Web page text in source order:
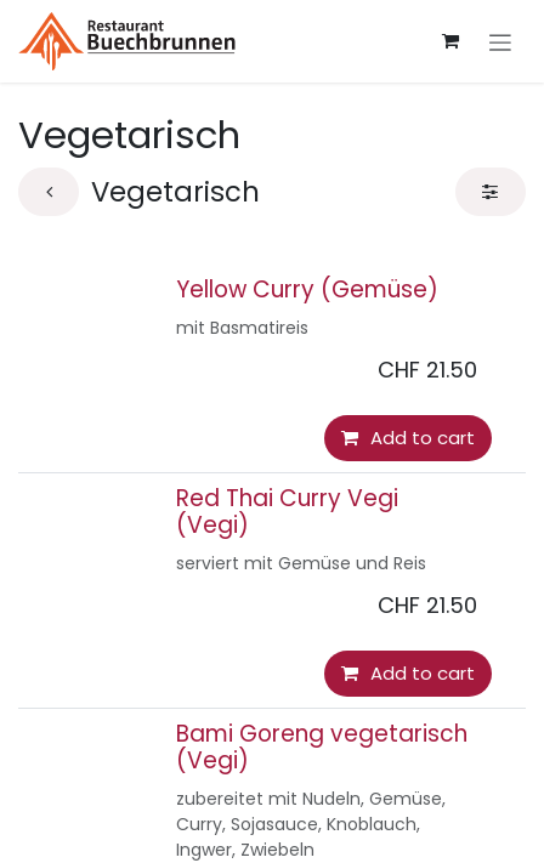
Zum Inhalt springen
Vegetarisch
Vegetarisch
Yellow Curry (Gemüse)
mit Basmatireis
CHF 21.50
Add to cart
Red Thai Curry Vegi
(Vegi)
serviert mit Gemüse und Reis
CHF 21.50
Add to cart
Bami Goreng vegetarisch
(Vegi)
zubereitet mit Nudeln, Gemüse,
Curry, Sojasauce, Knoblauch,
Ingwer, Zwiebeln